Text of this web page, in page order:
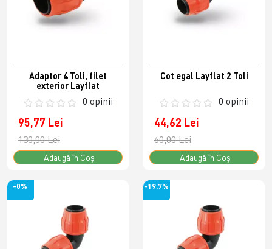
Adaptor 4 Toli, filet
exterior Layflat
0 opinii
95,77 Lei
130,00 Lei
Adaugă în Coş
Cot egal Layflat 2 Toli
0 opinii
44,62 Lei
60,00 Lei
Adaugă în Coş
-0% -19.7%